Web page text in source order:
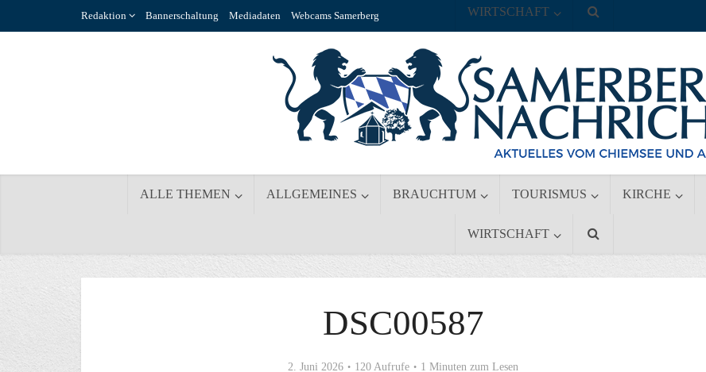
Redaktion Bannerschaltung Mediadaten Webcams Samerberg
ALLE THEMEN ALLGEMEINES BRAUCHTUM TOURISMUS KIRCHE
WIRTSCHAFT
WIRTSCHAFT
DSC00587
2. Juni 2026 120 Aufrufe 1 Minuten zum Lesen